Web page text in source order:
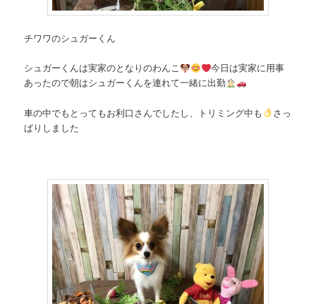
チワワのシュガーくん
シュガーくんは実家のとなりのわんこ
今日は実家に用事
あったので朝はシュガーくんを連れて一緒に出勤
車の中でもとってもお利口さんでしたし、トリミング中も
さっ
ぱりしました